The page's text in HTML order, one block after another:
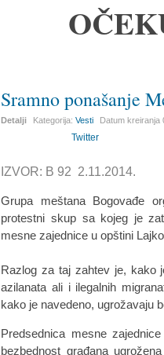
Sramno ponašanje
Detalji Kategorija:Vesti Datum kreiranja
Twitter
IZVOR: B 92 2.11.2014.
Grupa meštana Bogovađe
protestni skup sa kojeg je
mesne zajednice u opštini
Razlog za taj zahtev je, kako
azilanata ali i ilegalnih
kako je navedeno, ugrožavaju
Predsednica mesne
bezbednost građana